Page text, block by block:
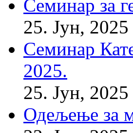
Семинар за
25. Јун, 2025
Семинар
2025.
25. Јун, 2025
Одељење за